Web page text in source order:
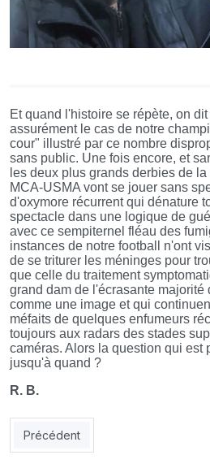
Et quand l'histoire se répète, on
assurément le cas de notre
cour" illustré par ce nombre
sans public. Une fois encore, et
les deux plus grands derbies de
MCA-USMA vont se jouer sans
d'oxymore récurrent qui dénature
spectacle dans une logique de
avec ce sempiternel fléau des
instances de notre football n'ont
de se triturer les méninges pour
que celle du traitement
grand dam de l'écrasante majorité
comme une image et qui
méfaits de quelques enfumeurs
toujours aux radars des stades
caméras. Alors la question qui est
jusqu'à quand ?
R. B.
Article précédent : LES CONSEILS
Précédent